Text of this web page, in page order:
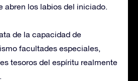
abren los labios del iniciado.
de la capacidad de
facultades especiales,
tesoros del espíritu realmente